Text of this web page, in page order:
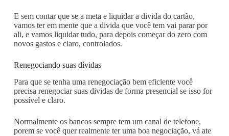
E sem contar que se a meta e liquidar a divida do cartão,
vamos ter em mente que a divida que você tem vai parar por
ali, e vamos liquidar tudo, para depois começar do zero com
novos gastos e claro, controlados.
Renegociando suas dívidas
Para que se tenha uma renegociação bem eficiente você
precisa renegociar suas dividas de forma presencial se isso for
possível e claro.
Normalmente os bancos sempre tem um canal de telefone,
porem se você quer realmente ter uma boa negociação, vá ate